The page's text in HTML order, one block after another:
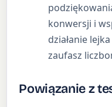
konwersji i
działanie
zaufasz
Powiązanie z